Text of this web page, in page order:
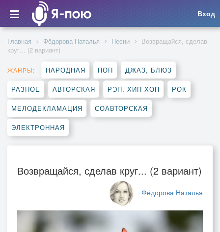
Вход
Главная Фёдорова Наталья Песни
Возвращайся, сделав
круг... (2 вариант)
ЖАНРЫ: НАРОДНАЯ ПОП ДЖАЗ, БЛЮЗ
РАЗНОЕ АВТОРСКАЯ РЭП, ХИП-ХОП РОК
МЕЛОДЕКЛАМАЦИЯ СОАВТОРСКАЯ
ЭЛЕКТРОННАЯ
Возвращайся, сделав круг... (2 вариант)
Фёдорова Наталья